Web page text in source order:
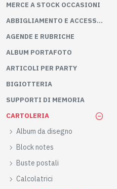
MERCE A STOCK OCCASIONI
ABBIGLIAMENTO E ACCESSORI
AGENDE E RUBRICHE
ALBUM PORTAFOTO
ARTICOLI PER PARTY
BIGIOTTERIA
SUPPORTI DI MEMORIA
CARTOLERIA
Album da disegno
Block notes
Buste postali
Calcolatrici